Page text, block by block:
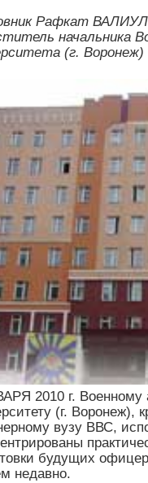
Рафкат
начальника
(г.
2010 г. Военному
(г.
вузу ВВС,
будущих
недавно.